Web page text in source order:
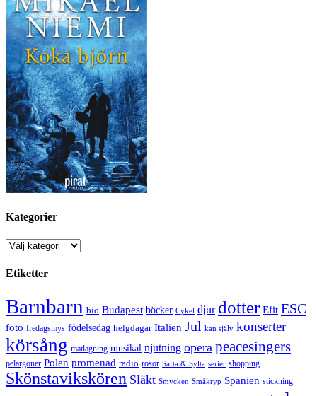
Kategorier
Kategorier
Etiketter
Barnbarn bio Budapest böcker Cykel djur dotter Efit ESC
foto fredagsmys födelsedag helgdagar Italien Jul kan själv konserter
körsång matlagning musikal njutning opera peacesingers
pelargoner Polen promenad radio rosor Safta & Sylta serier shopping
Skönstavikskören Släkt Smycken Småkryp Spanien stickning